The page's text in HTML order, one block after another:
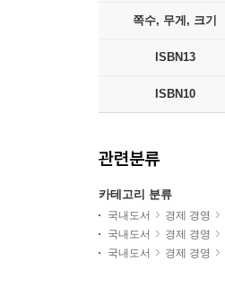
쪽수, 무게, 크기
ISBN13
ISBN10
관련분류
카테고리 분류
국내도서 경제 경영
국내도서
경제 경영
국내도서
경제 경영